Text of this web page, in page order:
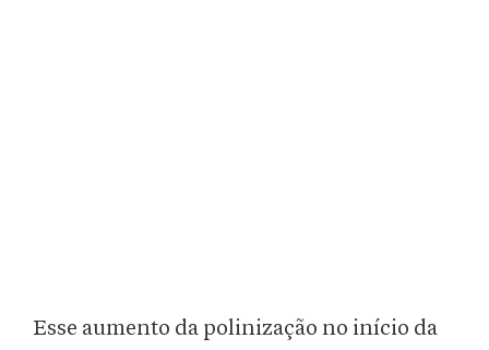
Esse aumento da polinização no início da